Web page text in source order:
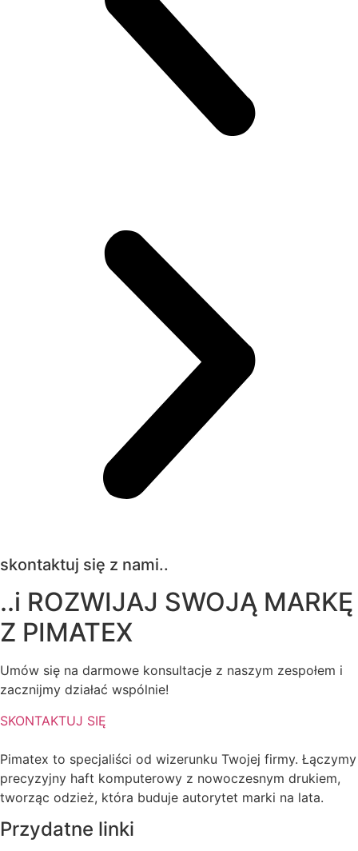
skontaktuj się z nami..
..i ROZWIJAJ SWOJĄ MARKĘ
Z PIMATEX
Umów się na darmowe konsultacje z naszym zespołem i
zacznijmy działać wspólnie!
SKONTAKTUJ SIĘ
Pimatex to specjaliści od wizerunku Twojej firmy. Łączymy
precyzyjny haft komputerowy z nowoczesnym drukiem,
tworząc odzież, która buduje autorytet marki na lata.
Przydatne linki